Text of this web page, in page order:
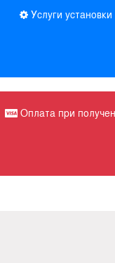
Услуги установки
Оплата при